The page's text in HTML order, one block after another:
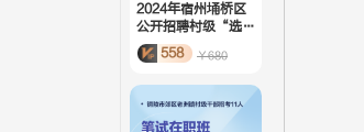
2024年宿州埇桥区
公开招聘村级“选
青”后备干部214
人-笔试在职班
558 ￥680